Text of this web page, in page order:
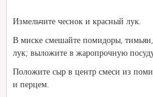
Измельчите чеснок и красный лук.
В миске смешайте помидоры,
лук; выложите в жаропрочную
Положите сыр в центр смеси из
и перцем.